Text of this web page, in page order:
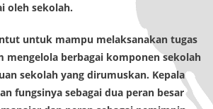
oleh sekolah.
untuk mampu melaksanakan tugas
mengelola berbagai komponen sekolah
sekolah yang dirumuskan. Kepala
fungsinya sebagai dua peran besar